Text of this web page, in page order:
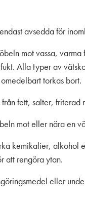
avsedda för
mot vassa, varma
Alla typer av
torkas bort.
fett, salter, friterad
mot eller nära en
kemikalier, alkohol
att rengöra ytan.
eller